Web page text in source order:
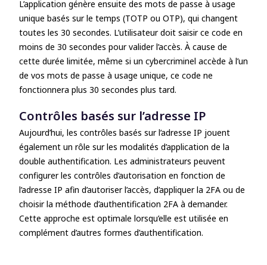
L’application génère ensuite des mots de passe à usage
unique basés sur le temps (TOTP ou OTP), qui changent
toutes les 30 secondes. L’utilisateur doit saisir ce code en
moins de 30 secondes pour valider l’accès. À cause de
cette durée limitée, même si un cybercriminel accède à l’un
de vos mots de passe à usage unique, ce code ne
fonctionnera plus 30 secondes plus tard.
Contrôles basés sur l’adresse IP
Aujourd’hui, les contrôles basés sur l’adresse IP jouent
également un rôle sur les modalités d’application de la
double authentification. Les administrateurs peuvent
configurer les contrôles d’autorisation en fonction de
l’adresse IP afin d’autoriser l’accès, d’appliquer la 2FA ou de
choisir la méthode d’authentification 2FA à demander.
Cette approche est optimale lorsqu’elle est utilisée en
complément d’autres formes d’authentification.